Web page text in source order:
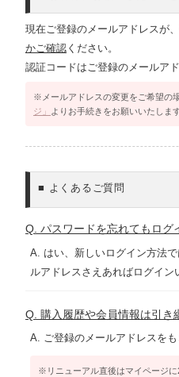
現在ご登録のメールアドレスが、
かご確認 ください。
認証コードはご登録のメールア
※メールアドレスの変更をご希望の
ジ」
よりお手続きをお願いいたします
■ よくあるご質問
Q. パスワードを忘れてもログ
A. はい、新しいログイン方法
ルアドレスさえあればログイン
Q. 購入履歴や会員情報は引き
A. ご登録のメールアドレスをも
※リニューアル直後はマイページに